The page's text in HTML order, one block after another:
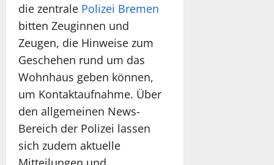
die zentrale Polizei Bremen
bitten Zeuginnen und
Zeugen, die Hinweise zum
Geschehen rund um das
Wohnhaus geben können,
um Kontaktaufnahme. Über
den allgemeinen News-
Bereich der Polizei lassen
sich zudem aktuelle